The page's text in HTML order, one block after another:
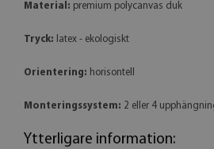
Material: premium polycanvas duk
Tryck: latex - ekologiskt
Orientering: horisontell
Monteringssystem: 2 eller 4
Ytterligare information: